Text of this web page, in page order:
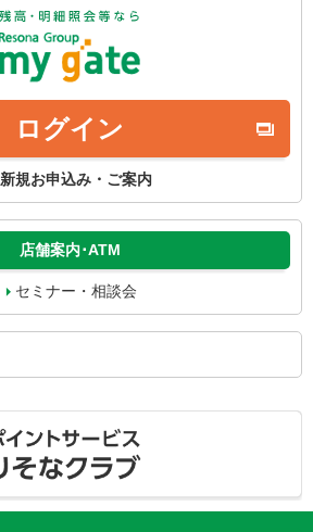
ログイン
新規お申込み・ご案内
店舗案内･ATM
セミナー・相談会